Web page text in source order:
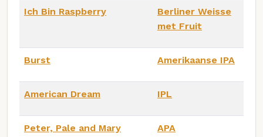
Ich Bin Raspberry
Berliner Weisse
met Fruit
Burst Amerikaanse IPA
American Dream IPL
Peter, Pale and Mary APA